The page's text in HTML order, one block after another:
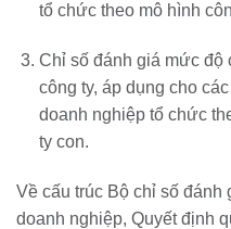
tổ chức theo mô hình
Chỉ số đánh giá mức độ
công ty, áp dụng cho
doanh nghiệp tổ chức
ty con.
Về cấu trúc Bộ chỉ số
doanh nghiệp, Quyết định